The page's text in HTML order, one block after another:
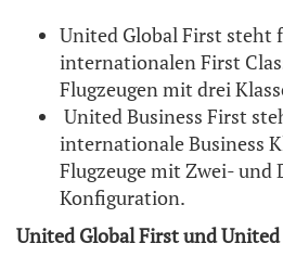
United Global First steht
internationalen First
Flugzeugen mit drei
United Business First
internationale Business
Flugzeuge mit Zwei- und
Konfiguration.
United Global First und